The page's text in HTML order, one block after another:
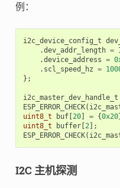
例：
i2c_device_config_t
.dev_addr_length =
.device_address =
. scl_speed_hz =
};
i2c_master_dev_handle_t
ESP_ERROR_CHECK(
uint8_t
buf[ 20] = {0x20
uint8_t
buffer[ 2];
ESP_ERROR_CHECK(
I2C 主机探测